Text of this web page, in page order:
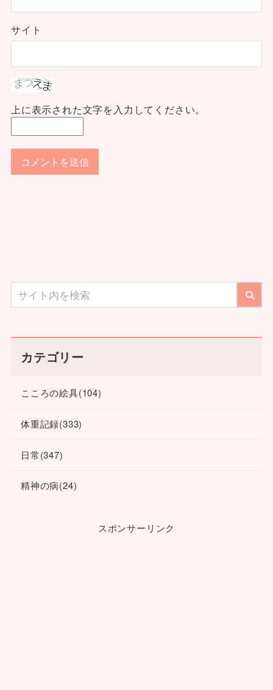
サイト
上に表示された文字を入力してください。
カテゴリー
こころの絵具(104)
体重記録(333)
日常(347)
精神の病(24)
スポンサーリンク